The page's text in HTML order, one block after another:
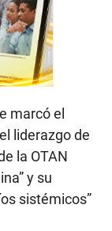
marcó el
liderazgo de
la OTAN
y su
sistémicos”